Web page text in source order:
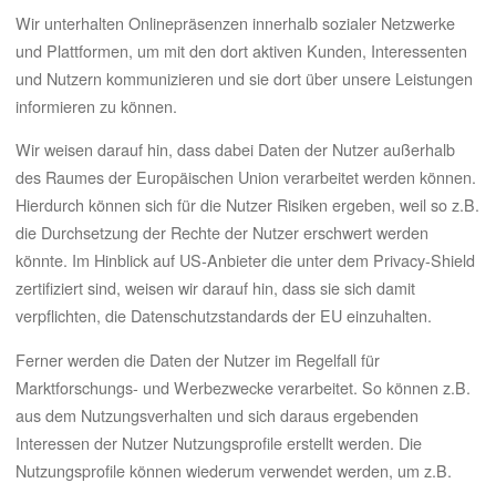
Wir unterhalten Onlinepräsenzen innerhalb sozialer Netzwerke
und Plattformen, um mit den dort aktiven Kunden, Interessenten
und Nutzern kommunizieren und sie dort über unsere Leistungen
informieren zu können.
Wir weisen darauf hin, dass dabei Daten der Nutzer außerhalb
des Raumes der Europäischen Union verarbeitet werden können.
Hierdurch können sich für die Nutzer Risiken ergeben, weil so z.B.
die Durchsetzung der Rechte der Nutzer erschwert werden
könnte. Im Hinblick auf US-Anbieter die unter dem Privacy-Shield
zertifiziert sind, weisen wir darauf hin, dass sie sich damit
verpflichten, die Datenschutzstandards der EU einzuhalten.
Ferner werden die Daten der Nutzer im Regelfall für
Marktforschungs- und Werbezwecke verarbeitet. So können z.B.
aus dem Nutzungsverhalten und sich daraus ergebenden
Interessen der Nutzer Nutzungsprofile erstellt werden. Die
Nutzungsprofile können wiederum verwendet werden, um z.B.